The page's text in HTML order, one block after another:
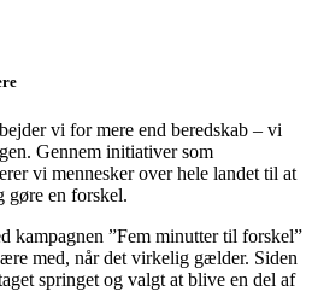
vi for mere end beredskab – vi
Gennem initiativer som
vi mennesker over hele landet til at
gøre en forskel.
kampagnen ”Fem minutter til forskel”
med, når det virkelig gælder. Siden
springet og valgt at blive en del af